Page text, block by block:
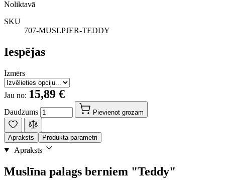
Noliktavā
SKU
707-MUSLPJER-TEDDY
Iespējas
Izmērs
Jau no: 15,89 €
Daudzums Pievienot grozam
Apraksts Produkta parametri
Apraksts
Muslīna palags berniem "Teddy"